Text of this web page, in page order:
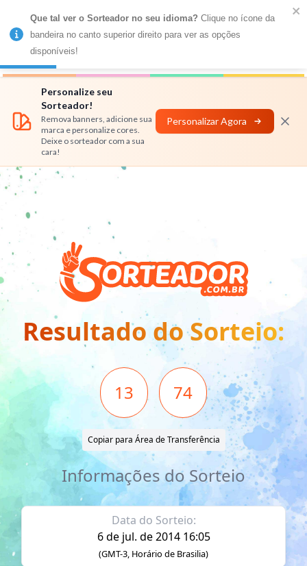
MENU
Números
Personalize seu
Sorteador!
Remova banners, adicione sua
marca e personalize cores.
Deixe o sorteador com a sua
cara!
Personalizar Agora
Resultado do Sorteio:
13 74
Copiar para Área de Transferência
Informações do Sorteio
Data do Sorteio:
6 de jul. de 2014 16:05
(GMT-3, Horário de Brasilia)
Que tal ver o Sorteador no seu idioma? Clique no ícone da
bandeira no canto superior direito para ver as opções
disponíveis!